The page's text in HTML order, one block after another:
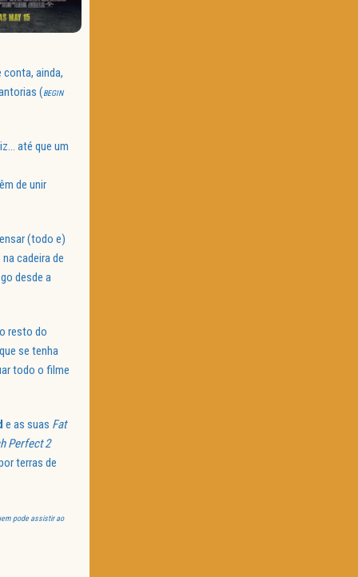
conta, ainda,
(BEGIN
até que um
de unir
(todo e)
cadeira de
desde a
resto do
se tenha
todo o filme
e as suas Fat
Perfect 2
terras de
pode assistir ao